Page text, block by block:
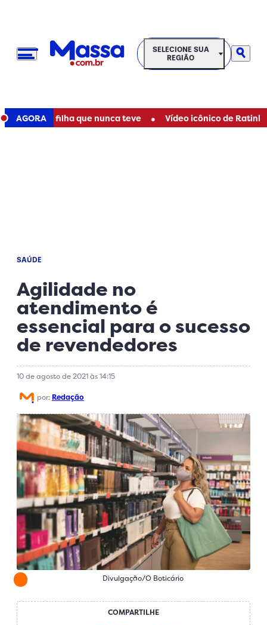
SELECIONE SUA REGIÃO
SELECIONE SUA
REGIÃO
AGORA
mãe de filha que nunca teve • Vídeo icônico de Ratinho
SAÚDE
Agilidade no
atendimento é
essencial para o sucesso
de revendedores
10 de agosto de 2021 às 14:15
por: Redação
Divulgação/O Boticário
COMPARTILHE